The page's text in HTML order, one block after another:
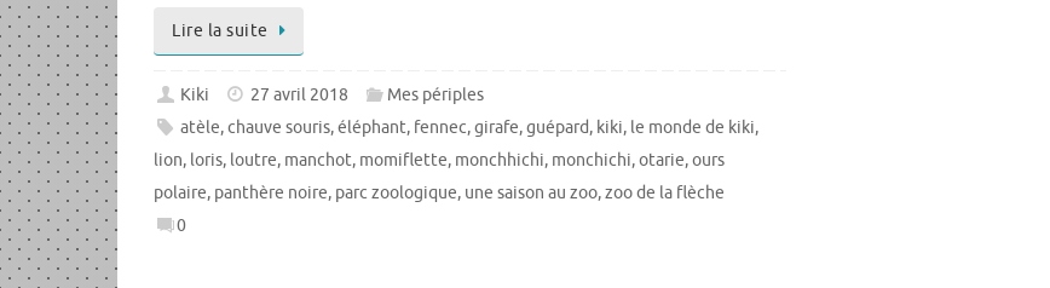
Lire la suite
Kiki 27 avril 2018
Mes périples
atèle,chauve souris,éléphant, fennec,girafe,guépard, kiki, le monde de kiki,
lion, loris, loutre, manchot, momiflette, monchhichi, monchichi,otarie,ours
polaire, panthère noire, parc zoologique, une saison au zoo,zoo de la flèche
0